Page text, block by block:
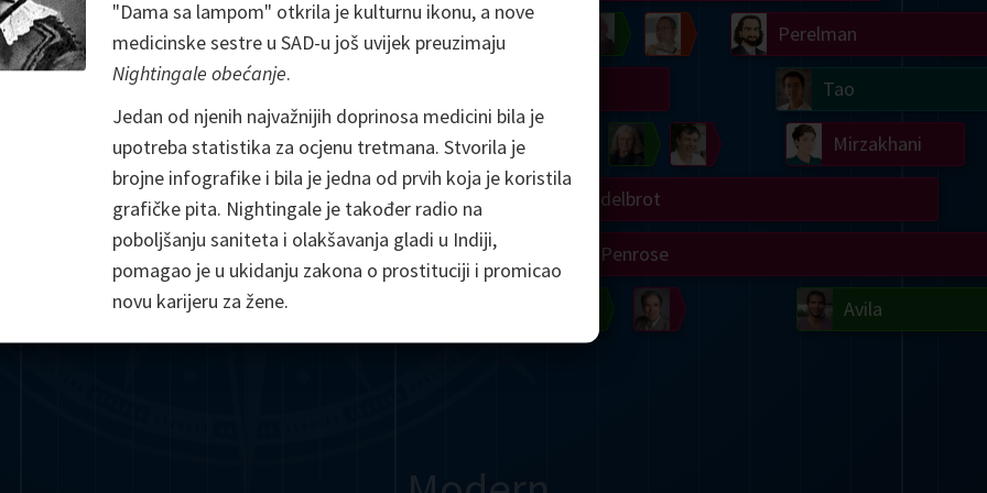
Avila
Mirzakhani
Tao
Perelman
Bourgain
Yau
Matiyasevich
Uhlenbeck
Langlands
Easley
Penrose
Mandelbrot
Wilkins
Blackwell
Gardner
Chern
Shannon
Cox
Hardy
Peano
Poincaré
Kovalevskaya
Cantor
Lie
Dedekind
Riemann
Nightingale
Sylvester
Galois
Jacobi
De Morgan
Bolyai
Abel
Somerville
"Dama sa lampom" otkrila je kulturnu ikonu, a nove
medicinske sestre u SAD-u još uvijek preuzimaju
Nightingale obećanje.
Jedan od njenih najvažnijih doprinosa medicini bila je
upotreba statistika za ocjenu tretmana. Stvorila je
brojne infografike i bila je jedna od prvih koja je koristila
grafičke pita. Nightingale je također radio na
poboljšanju saniteta i olakšavanja gladi u Indiji,
pomagao je u ukidanju zakona o prostituciji i promicao
novu karijeru za žene.